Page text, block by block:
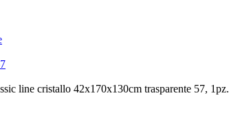
line cristallo 42x170x130cm trasparente 57, 1pz.